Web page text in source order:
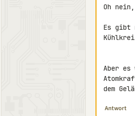
Oh
Es gibt
Aber es
dem
Antwort